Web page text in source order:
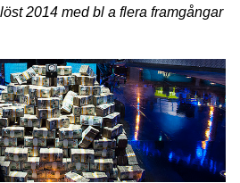
2014 med bl a flera framgångar